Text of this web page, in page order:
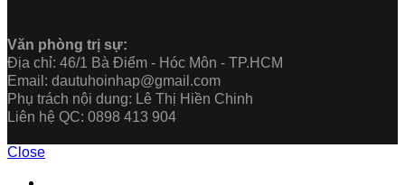
Văn phòng trị sự:
Địa chỉ: 46/1 Bà Điểm - Hóc Môn - TP.HCM
Email: dautuhoinhap@gmail.com
Phụ trách nội dung: Lê Thị Hiền Chinh
Liên hệ QC: 0898 413 904
Close